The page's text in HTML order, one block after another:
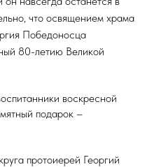
что освящением храма
Победоносца
80-летию Великой
воскресной
подарок –
протоиерей Георгий